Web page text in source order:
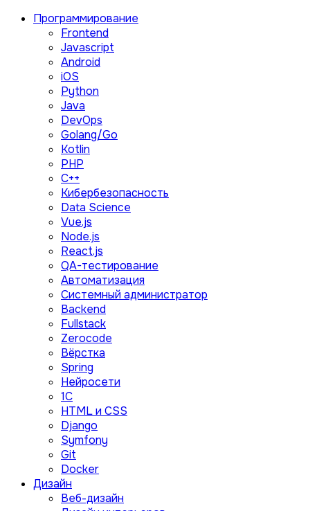
Программирование
Frontend
Javascript
Android
iOS
Python
Java
DevOps
Golang/Go
Kotlin
PHP
C++
Кибербезопасность
Data Science
Vue.js
Node.js
React.js
QA-тестирование
Автоматизация
Системный администратор
Backend
Fullstack
Zerocode
Вёрстка
Spring
Нейросети
1C
HTML и CSS
Django
Symfony
Git
Docker
Дизайн
Веб-дизайн